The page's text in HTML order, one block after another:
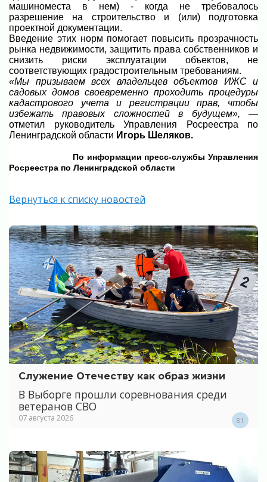
машиноместа в нем) - когда не требовалось
разрешение на строительство и (или) подготовка
проектной документации.
Введение этих норм помогает повысить прозрачность
рынка недвижимости, защитить права собственников и
снизить риски эксплуатации объектов, не
соответствующих градостроительным требованиям.
«Мы призываем всех владельцев объектов ИЖС и
садовых домов своевременно проходить процедуры
кадастрового учета и регистрации прав, чтобы
избежать правовых сложностей в будущем», —
отметил руководитель Управления Росреестра по
Ленинградской области Игорь Шеляков.
По информации пресс-службы Управления
Росреестра по Ленинградской области
Вернуться к списку новостей
Служение Отечеству как образ жизни
В Выборге прошли соревнования среди
ветеранов СВО
07 августа 2026 81